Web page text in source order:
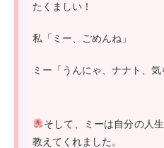
たくましい！
私「ミー、ごめんね」
ミー「うんにゃ、ナナト、気
そして、ミーは自分の人
教えてくれました。